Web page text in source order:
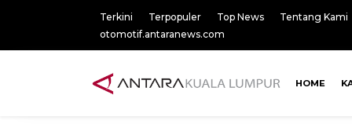
Terkini Terpopuler Top News
Tentang Kami
otomotif.antaranews.com
HOME